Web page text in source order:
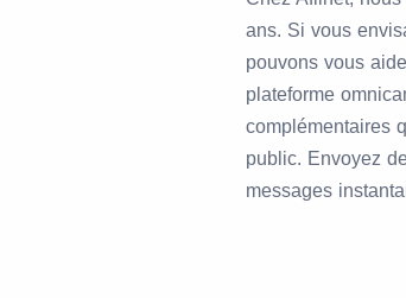
ans. Si vous
pouvons vous
plateforme
complémentaires
public. Envoyez
messages